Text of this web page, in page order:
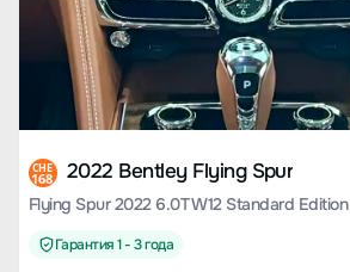
CHE
168 2022 Bentley Flying Spur
Flying Spur 2022 6.0T W12 Standard Edition
Гарантия 1 - 3 года